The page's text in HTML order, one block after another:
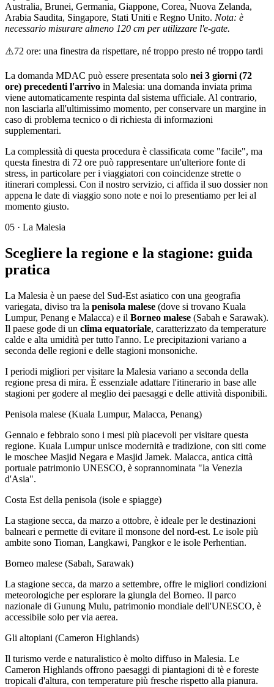
Australia, Brunei, Germania, Giappone, Corea, Nuova Zelanda,
Arabia Saudita, Singapore, Stati Uniti e Regno Unito. Nota: è
necessario misurare almeno 120 cm per utilizzare l'e-gate.
⚠️72 ore: una finestra da rispettare, né troppo presto né troppo tardi
La domanda MDAC può essere presentata solo nei 3 giorni (72
ore) precedenti l'arrivo in Malesia: una domanda inviata prima
viene automaticamente respinta dal sistema ufficiale. Al contrario,
non lasciarla all'ultimissimo momento, per conservare un margine in
caso di problema tecnico o di richiesta di informazioni
supplementari.
La complessità di questa procedura è classificata come "facile", ma
questa finestra di 72 ore può rappresentare un'ulteriore fonte di
stress, in particolare per i viaggiatori con coincidenze strette o
itinerari complessi. Con il nostro servizio, ci affida il suo dossier non
appena le date di viaggio sono note e noi lo presentiamo per lei al
momento giusto.
05 · La Malesia
Scegliere la regione e la stagione: guida
pratica
La Malesia è un paese del Sud-Est asiatico con una geografia
variegata, diviso tra la penisola malese (dove si trovano Kuala
Lumpur, Penang e Malacca) e il Borneo malese (Sabah e Sarawak).
Il paese gode di un clima equatoriale, caratterizzato da temperature
calde e alta umidità per tutto l'anno. Le precipitazioni variano a
seconda delle regioni e delle stagioni monsoniche.
I periodi migliori per visitare la Malesia variano a seconda della
regione presa di mira. È essenziale adattare l'itinerario in base alle
stagioni per godere al meglio dei paesaggi e delle attività disponibili.
Penisola malese (Kuala Lumpur, Malacca, Penang)
Gennaio e febbraio sono i mesi più piacevoli per visitare questa
regione. Kuala Lumpur unisce modernità e tradizione, con siti come
le moschee Masjid Negara e Masjid Jamek. Malacca, antica città
portuale patrimonio UNESCO, è soprannominata "la Venezia
d'Asia".
Costa Est della penisola (isole e spiagge)
La stagione secca, da marzo a ottobre, è ideale per le destinazioni
balneari e permette di evitare il monsone del nord-est. Le isole più
ambite sono Tioman, Langkawi, Pangkor e le isole Perhentian.
Borneo malese (Sabah, Sarawak)
La stagione secca, da marzo a settembre, offre le migliori condizioni
meteorologiche per esplorare la giungla del Borneo. Il parco
nazionale di Gunung Mulu, patrimonio mondiale dell'UNESCO, è
accessibile solo per via aerea.
Gli altopiani (Cameron Highlands)
Il turismo verde e naturalistico è molto diffuso in Malesia. Le
Cameron Highlands offrono paesaggi di piantagioni di tè e foreste
tropicali d'altura, con temperature più fresche rispetto alla pianura.